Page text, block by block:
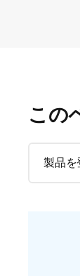
この
製品を